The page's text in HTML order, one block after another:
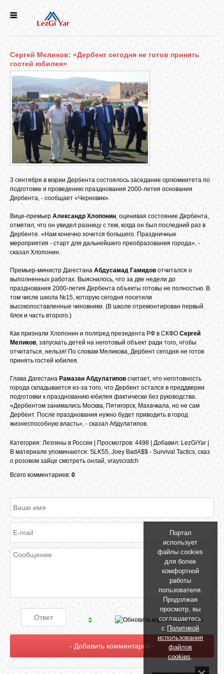
СЕЛА
КУЛЬТУРА
ГОЛОС
ЛЕЗГИН
НАРОДЫ
БИБЛИОТЕКА
ГОСТЕВАЯ
ФОТО
МУЗЫКА
САЙТЫ
ОБЪЯВЛЕНИЯ
ВОПРОСЫ /
ОТВЕТЫ
КОНТАКТЫ
Сергей Меликов: «Дербент сегодня не готов принять
гостей юбилея»
3 сентября в мэрии Дербента состоялось заседание оргкомиитета по
подготовке и проведению празднования 2000-летия основания
Дербента, - сообщает «Черновик».
Вице-премьер Александр Хлопонин, оценивая состояние Дербента,
отметил, что он увидел разницу с тем, когда он был последний раз в
Дербенте. «Нам конечно хочется большего. Праздничные
мероприятия - старт для дальнейшего преобразования города», -
сказал Хлопонин.
Премьер-министр Дагестана Абдусамад Гамидов отчитался о
выполненных работах. Выяснилось, что за две недели до
празднования 2000-летия Дербента объекты готовы не полностью. В
том числе школа №15, которую сегодня посетили
высокопоставленные чиновники. (В школе отремонтирован первый
блок и часть второго.)
Как признали Хлопонин и полпред президента РФ в СКФО Сергей
Меликов, запускать детей на неготовый объект ради того, чтобы
отчитаться, нельзя! По словам Меликова, Дербент сегодня не готов
принять гостей юбилея.
Глава Дагестана Рамазан Абдулатипов считает, что неготовность
города складывается из-за того, что Дербент остался в преддверии
подготовки к празднованию юбилея фактически без руководства.
«Дербентом занимались Москва, Пятигорск, Махачкала, но не сам
Дербент. После празднования нужно будет приводить в город
жизнеспособную власть», - сказал Абдулатипов.
Категория: Лезгины в России Просмотров: 4498 | Добавил: LezGiYar
В материале упоминаются: SLK55, Joey BadA$$ - Survival Tactics, сказ
о розовом зайце смотреть онлай, vrayscratch
Всего комментариев: 0
Портал
использует
файлы cookies
для более
комфортной
работы
пользователя.
Продолжая
просмотр, вы
соглашаетесь
с Политикой
использования
файлов
cookies.